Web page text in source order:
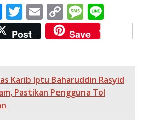
M
e
ss
n
g
er
T
w
itt
E
m
ai
C
o
p
Li
n
M
e
ss
g
e
n
e
Post Save
Karib Iptu Baharuddin Rasyid
Pastikan Pengguna Tol